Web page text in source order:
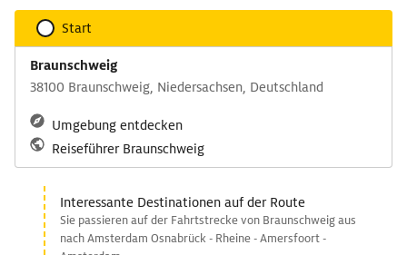
Start
Braunschweig
38100 Braunschweig, Niedersachsen, Deutschland
Umgebung entdecken
Reiseführer Braunschweig
Interessante Destinationen auf der Route
Sie passieren auf der Fahrtstrecke von Braunschweig aus
nach Amsterdam Osnabrück - Rheine - Amersfoort -